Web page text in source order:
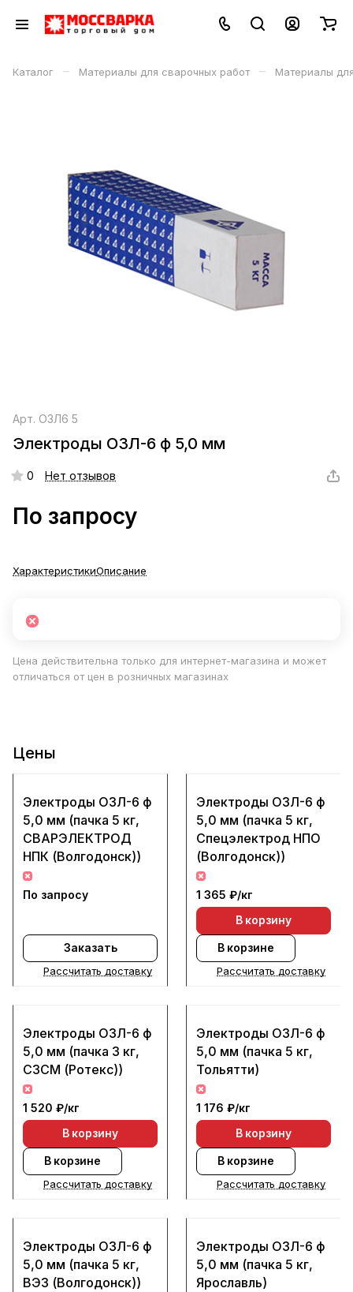
Каталог – Материалы для сварочных работ – Материалы
Арт. ОЗЛ6 5
Электроды ОЗЛ-6 ф 5,0 мм
0 Нет отзывов
По запросу
ХарактеристикиОписание
Цена действительна только для интернет-магазина и может
отличаться от цен в розничных магазинах
Цены
Электроды ОЗЛ-6 ф
5,0 мм (пачка 5 кг,
СВАРЭЛЕКТРОД
НПК (Волгодонск))
По запросу
Заказать
Рассчитать доставку
Электроды ОЗЛ-6 ф
5,0 мм (пачка 5 кг,
Спецэлектрод НПО
(Волгодонск))
1 365 ₽/кг
В корзину
В корзине
Рассчитать доставку
Электроды ОЗЛ-6 ф
5,0 мм (пачка 3 кг,
СЗСМ (Ротекс))
1 520 ₽/кг
В корзину
В корзине
Рассчитать доставку
Электроды ОЗЛ-6 ф
5,0 мм (пачка 5 кг,
Тольятти)
1 176 ₽/кг
В корзину
В корзине
Рассчитать доставку
Электроды ОЗЛ-6 ф
5,0 мм (пачка 5 кг,
ВЭЗ (Волгодонск))
Электроды ОЗЛ-6 ф
5,0 мм (пачка 5 кг,
Ярославль)